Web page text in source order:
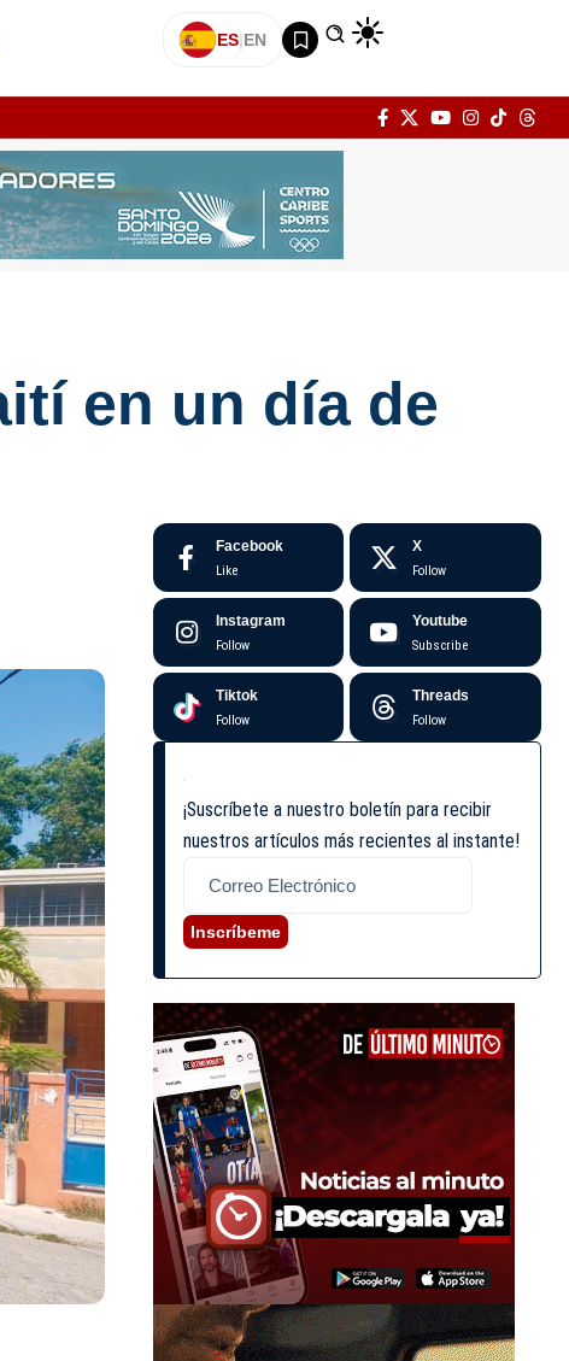
ES|EN
en un día de
Facebook
Like
X
Follow
Instagram
Follow
Youtube
Subscribe
Tiktok
Follow
Threads
Follow
¡Suscríbete a nuestro boletín para recibir
nuestros artículos más recientes al instante!
Inscríbeme